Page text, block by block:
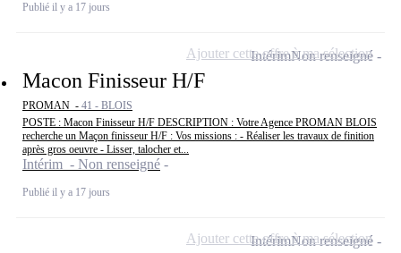
Publié il y a 17 jours
Macon Finisseur H/F
PROMAN - 41 - BLOIS
POSTE : Macon Finisseur H/F DESCRIPTION : Votre Agence PROMAN BLOIS
recherche un Maçon finisseur H/F : Vos missions : - Réaliser les travaux de finition
après gros oeuvre - Lisser, talocher et...
Intérim - Non renseigné
Publié il y a 17 jours
IntérimNon renseigné
Ajouter cette offre à ma sélection
IntérimNon renseigné
Ajouter cette offre à ma sélection